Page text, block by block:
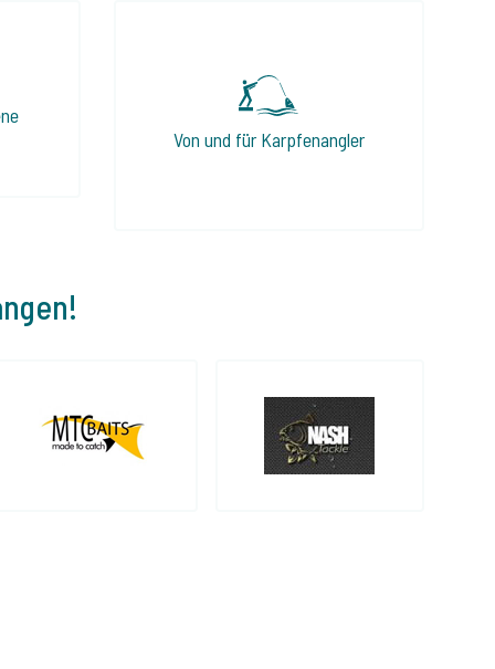
Von und für Karpfenangler